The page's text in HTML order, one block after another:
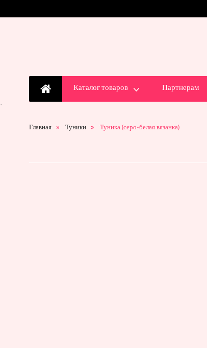
Каталог товаров Партнерам
`
Главная Туники Туника (серо-белая вязанка)